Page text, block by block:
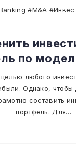
#M&A
по
любого
Однако, чтобы
составить
портфель. Для…